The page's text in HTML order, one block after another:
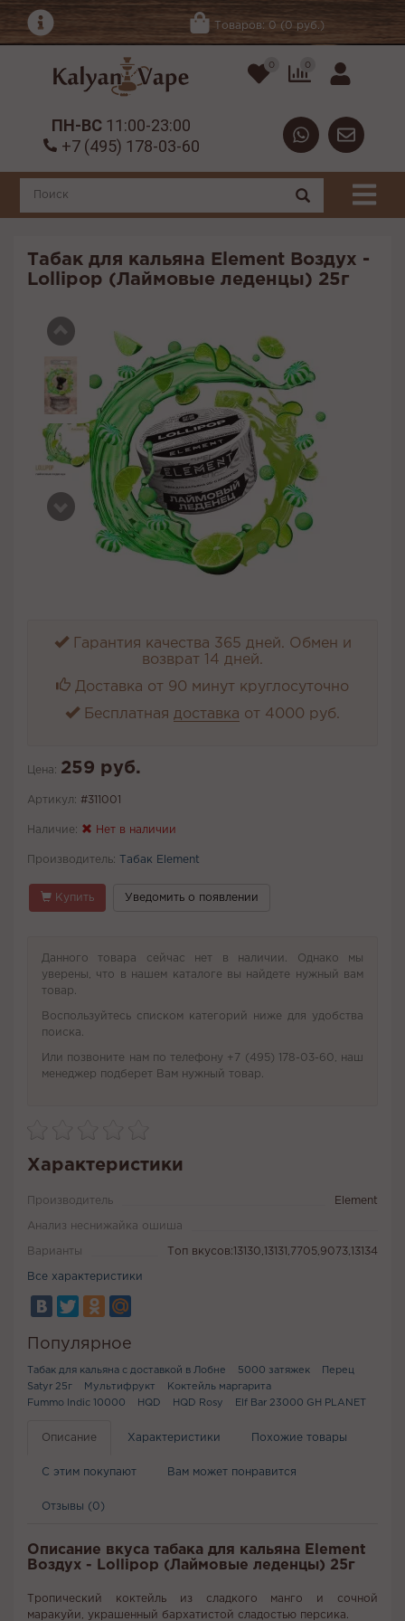
Товаров: 0 (0 руб.)
0 0
ПН-ВС 11:00-23:00
+7 (495) 178-03-60
Табак для кальяна Element Воздух -
Lollipop (Лаймовые леденцы) 25г
Гарантия качества 365 дней. Обмен и
возврат 14 дней.
Доставка от 90 минут круглосуточно
Бесплатная доставка от 4000 руб.
Цена: 259 руб.
Артикул: #311001
Наличие: Нет в наличии
Производитель: Табак Element
Купить Уведомить о появлении
Данного товара сейчас нет в наличии. Однако мы
уверены, что в нашем каталоге вы найдете нужный вам
товар.
Воспользуйтесь списком категорий ниже для удобства
поиска.
Или позвоните нам по телефону +7 (495) 178-03-60, наш
менеджер подберет Вам нужный товар.
Характеристики
Производитель Element
Анализ неснижайка ошиша
Варианты Топ вкусов:13130,13131,7705,9073,13134
Все характеристики
Популярное
Табак для кальяна с доставкой в Лобне 5000 затяжек
Перец
Satyr 25г
Мультифрукт
Коктейль маргарита
Fummo Indic 10000
HQD HQD Rosy Elf Bar 23000 GH PLANET
Описание Характеристики Похожие товары
С этим покупают Вам может понравится
Отзывы (0)
Описание вкуса табака для кальяна Element
Воздух - Lollipop (Лаймовые леденцы) 25г
Тропический коктейль из сладкого манго и сочной
маракуйи, украшенный бархатистой сладостью персика.